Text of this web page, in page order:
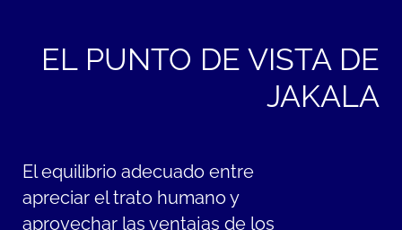
EL PUNTO DE VISTA DE
JAKALA
El equilibrio adecuado entre
apreciar el trato humano y
aprovechar las ventajas de los